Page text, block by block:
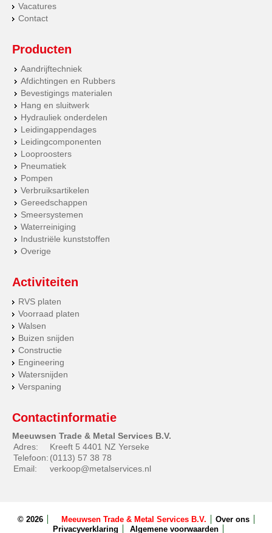
Vacatures
Contact
Producten
Aandrijftechniek
Afdichtingen en Rubbers
Bevestigings materialen
Hang en sluitwerk
Hydrauliek onderdelen
Leidingappendages
Leidingcomponenten
Looproosters
Pneumatiek
Pompen
Verbruiksartikelen
Gereedschappen
Smeersystemen
Waterreiniging
Industriële kunststoffen
Overige
Activiteiten
RVS platen
Voorraad platen
Walsen
Buizen snijden
Constructie
Engineering
Watersnijden
Verspaning
Contactinformatie
Meeuwsen Trade & Metal Services B.V.
Adres:
Kreeft 5 4401 NZ Yerseke
Telefoon: (0113) 57 38 78
Email:
verkoop@metalservices.nl
© 2026 Meeuwsen Trade & Metal Services B.V.
Over ons
Privacyverklaring
Algemene voorwaarden